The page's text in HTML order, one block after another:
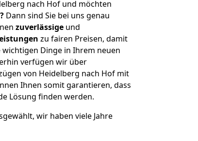
nach Hof und möchten
Dann sind Sie bei uns genau
zuverlässige und
zu fairen Preisen, damit
Dinge in Ihrem neuen
verfügen wir über
von Heidelberg nach Hof mit
Ihnen somit garantieren, dass
Lösung finden werden.
wir haben viele Jahre